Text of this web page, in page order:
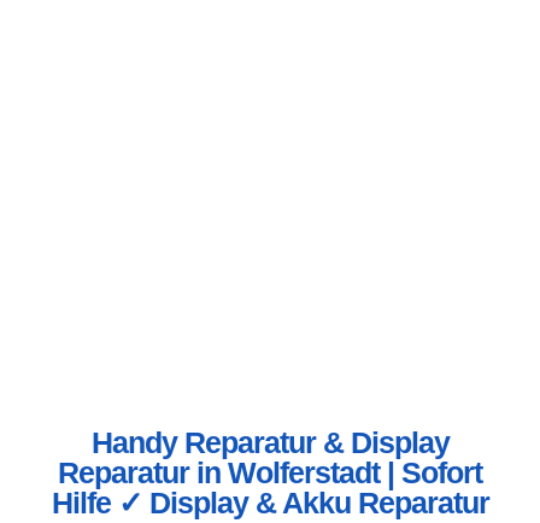
Handy Reparatur & Display
Reparatur in Wolferstadt | Sofort
Hilfe ✓ Display & Akku Reparatur